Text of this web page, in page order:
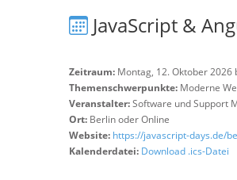
JavaScript &
Zeitraum: Montag, 12. Oktober 2026
Themenschwerpunkte: Moderne
Veranstalter:Software und Support
Ort: Berlin oder Online
Website: https://javascript-days.de/
Kalenderdatei: Download .ics-Datei